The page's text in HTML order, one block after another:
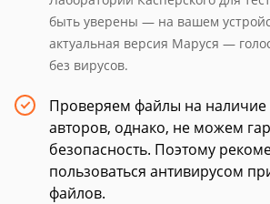
быть уверены — на вашем
актуальная версия Маруся —
без вирусов.
Проверяем файлы на наличие
авторов, однако, не можем
безопасность. Поэтому
пользоваться антивирусом
файлов.